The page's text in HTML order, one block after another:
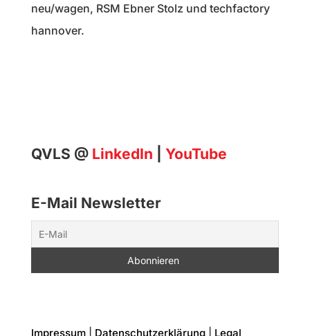
neu/wagen, RSM Ebner Stolz und techfactory
hannover.
QVLS @ LinkedIn YouTube
E-Mail Newsletter
Impressum| Datenschutzerklärung| Legal